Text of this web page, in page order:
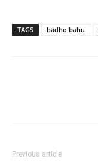
TAGS badho bahu
Previous article